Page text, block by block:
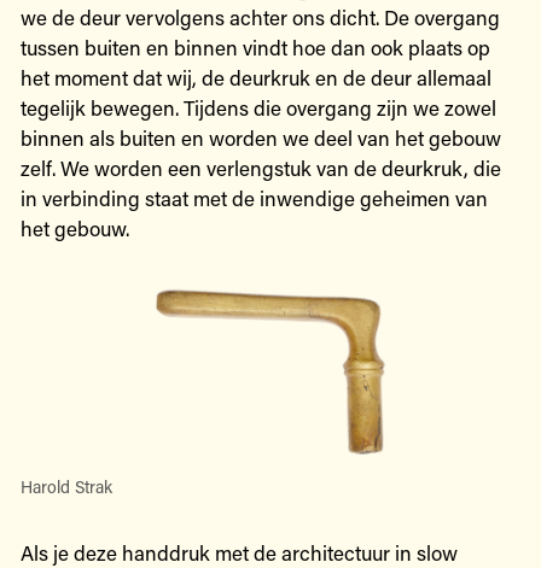
we de deur vervolgens achter ons dicht. De overgang
tussen buiten en binnen vindt hoe dan ook plaats op
het moment dat wij, de deurkruk en de deur allemaal
tegelijk bewegen. Tijdens die overgang zijn we zowel
binnen als buiten en worden we deel van het gebouw
zelf. We worden een verlengstuk van de deurkruk, die
in verbinding staat met de inwendige geheimen van
het gebouw.
Harold Strak
Als je deze handdruk met de architectuur in slow